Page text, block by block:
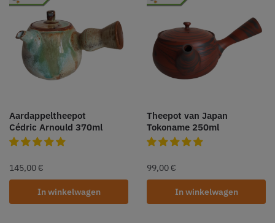
Aardappeltheepot
Cédric Arnould 370ml
145,00 €
In winkelwagen
Theepot van Japan
Tokoname 250ml
99,00 €
In winkelwagen